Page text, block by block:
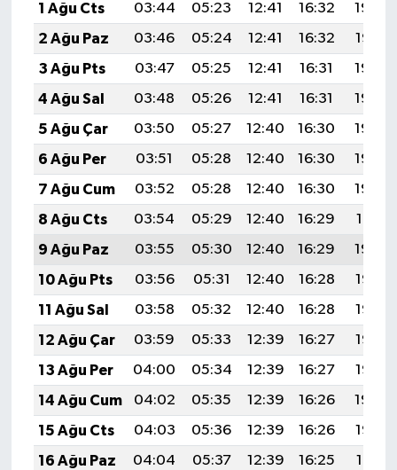
1 Ağu Cts
03:44 05:23 12:41 16:32
19:48
2 Ağu Paz
03:46 05:24 12:41 16:32
19:47
3 Ağu Pts
03:47 05:25 12:41 16:31
19:46
4 Ağu Sal
03:48 05:26 12:41 16:31
19:45
5 Ağu Çar
03:50 05:27 12:40 16:30
19:44
6 Ağu Per
03:51 05:28 12:40 16:30
19:43
7 Ağu Cum
03:52 05:28 12:40 16:30
19:42
8 Ağu Cts
03:54 05:29 12:40 16:29
19:41
9 Ağu Paz
03:55 05:30 12:40 16:29
19:40
10 Ağu Pts
03:56 05:31 12:40 16:28
19:38
11 Ağu Sal
03:58 05:32 12:40 16:28
19:37
12 Ağu Çar
03:59 05:33 12:39 16:27
19:36
13 Ağu Per
04:00 05:34 12:39 16:27
19:35
14 Ağu Cum
04:02 05:35 12:39 16:26
19:34
15 Ağu Cts
04:03 05:36 12:39 16:26
19:32
16 Ağu Paz
04:04 05:37 12:39 16:25
19:31